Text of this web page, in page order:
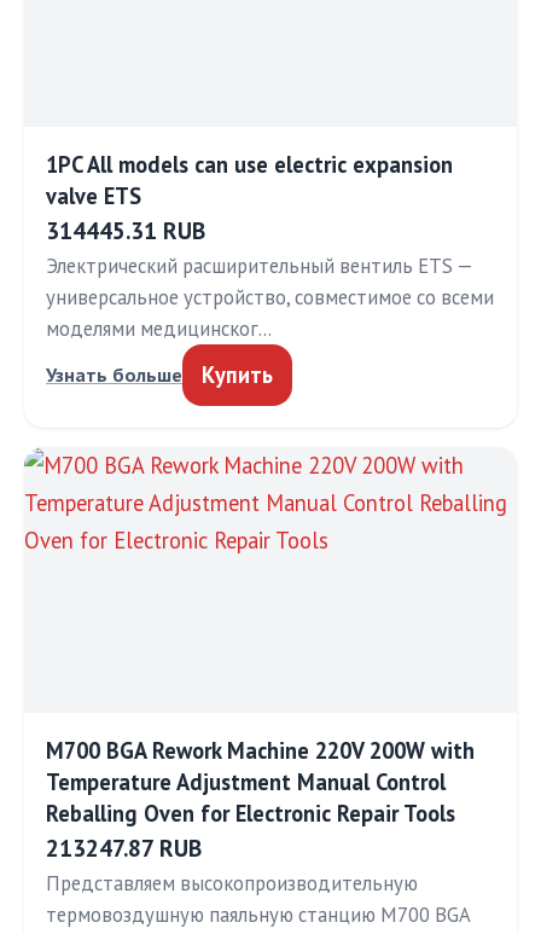
1PC All models can use electric expansion
valve ETS
314445.31 RUB
Электрический расширительный вентиль ETS —
универсальное устройство, совместимое со всеми
моделями медицинског…
Узнать больше Купить
M700 BGA Rework Machine 220V 200W with
Temperature Adjustment Manual Control
Reballing Oven for Electronic Repair Tools
213247.87 RUB
Представляем высокопроизводительную
термовоздушную паяльную станцию M700 BGA